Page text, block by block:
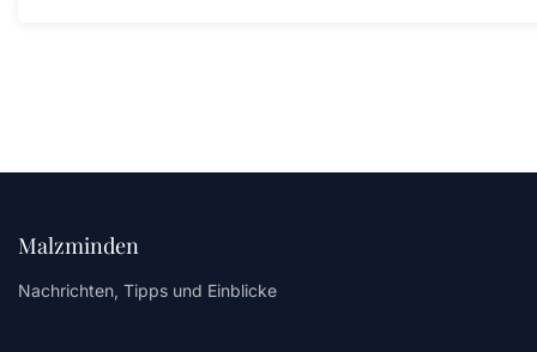
Malzminden
Nachrichten, Tipps und Einblicke